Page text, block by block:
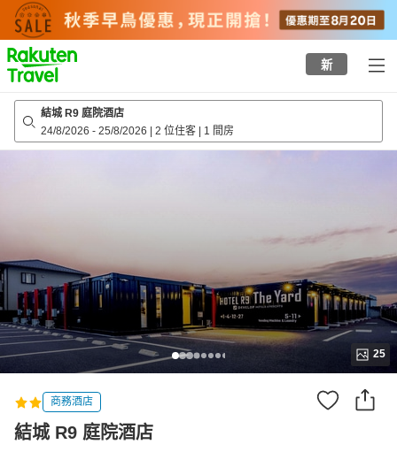
to
top
page
新
結城 R9 庭院酒店
24/8/2026 - 25/8/2026 | 2 位住客 | 1 間房
25
商務酒店
結城 R9 庭院酒店